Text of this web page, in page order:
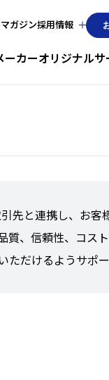
ガジン採用情報
ーカーオリジナルサ
先と連携し、お客
質、信頼性、コス
だけるようサポー